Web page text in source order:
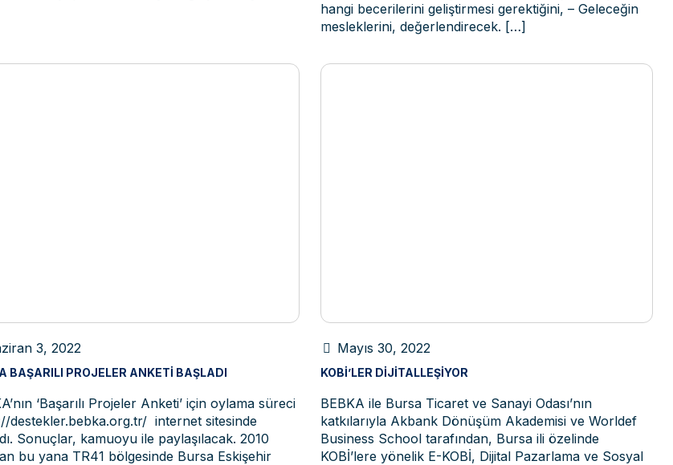
hangi becerilerini geliştirmesi gerektiğini, – Geleceğin
mesleklerini, değerlendirecek. […]
3, 2022
BAŞARILI PROJELER ANKETI BAŞLADI
‘Başarılı Projeler Anketi’ için oylama süreci
destekler.bebka.org.tr/ internet sitesinde
Sonuçlar, kamuoyu ile paylaşılacak. 2010
bu yana TR41 bölgesinde Bursa Eskişehir
Mayıs 30, 2022
KOBİ’LER DIJITALLEŞIYOR
BEBKA ile Bursa Ticaret ve Sanayi Odası’nın
katkılarıyla Akbank Dönüşüm Akademisi ve Worldef
Business School tarafından, Bursa ili özelinde
KOBİ’lere yönelik E-KOBİ, Dijital Pazarlama ve Sosyal